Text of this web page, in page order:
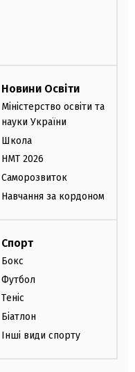
Новини Освіти
Міністерство освіти та
науки України
Школа
НМТ 2026
Саморозвиток
Навчання за кордоном
Спорт
Бокс
Футбол
Теніс
Біатлон
Інші види спорту